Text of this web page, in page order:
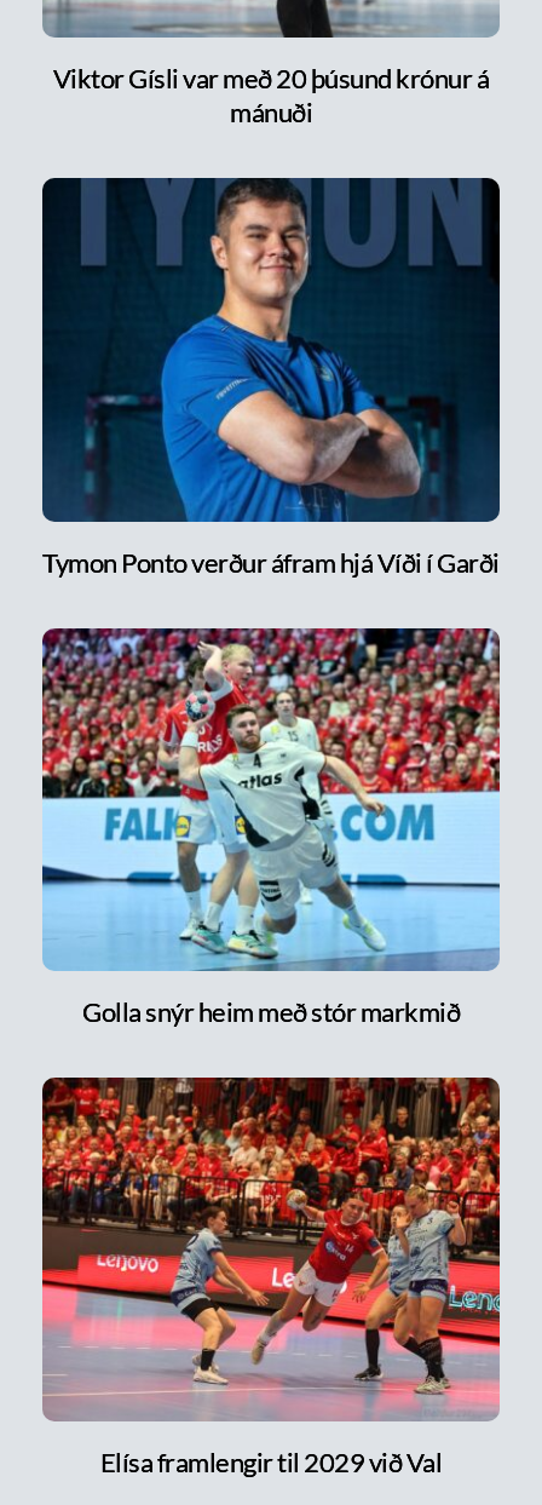
Viktor Gísli var með 20 þúsund krónur á
mánuði
Tymon Ponto verður áfram hjá Víði í Garði
Golla snýr heim með stór markmið
Elísa framlengir til 2029 við Val